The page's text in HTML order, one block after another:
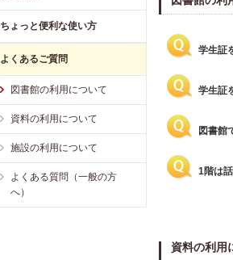
ちょっと便利な使い方
よくあるご質問
図書館の利用について
資料の利用について
施設の利用について
よくある質問（一般の方
へ）
学生証
学生証
図書館
1階は
資料の利用